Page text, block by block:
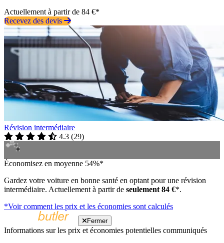
Actuellement à partir de 84 €*
Recevez des devis
Révision intermédiaire
4.3 (29)
Économisez en moyenne 54%*
Gardez votre voiture en bonne santé en optant pour une révision
intermédiaire. Actuellement à partir de seulement 84 €*.
*Voir comment les prix et les économies sont calculés
Fermer
Informations sur les prix et économies potentielles communiqués